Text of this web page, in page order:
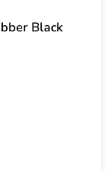
Black